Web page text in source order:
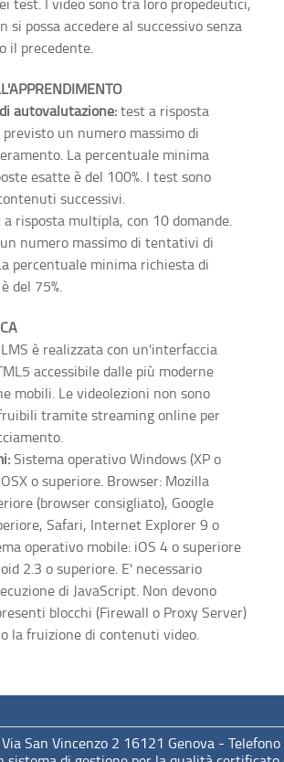
si possa accedere al successivo senza
il precedente.
autovalutazione:test a risposta
un numero massimo di
La percentuale minima
esatte è del 100%. I test sono
successivi.
risposta multipla, con 10 domande.
numero massimo di tentativi di
percentuale minima richiesta di
del 75%.
è realizzata con un'interfaccia
accessibile dalle più moderne
mobili. Le videolezioni non sono
tramite streaming online per
Sistema operativo Windows (XP o
o superiore. Browser: Mozilla
(browser consigliato), Google
Safari, Internet Explorer 9 o
operativo mobile: iOS 4 o superiore
2.3 o superiore. E' necessario
di JavaScript. Non devono
blocchi (Firewall o Proxy Server)
la fruizione di contenuti video.
Via San Vincenzo 2 16121 Genova -